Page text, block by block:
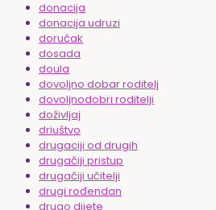
donacija
donacija udruzi
doručak
dosada
doula
dovoljno dobar roditelj
dovoljnodobri roditelji
doživljaj
driuštvo
drugaciji od drugih
drugačiji pristup
drugačiji učitelji
drugi rođendan
drugo dijete